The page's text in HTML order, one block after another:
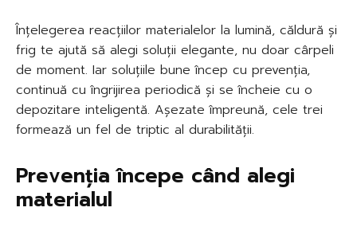
Înțelegerea reacțiilor materialelor la lumină, căldură și
frig te ajută să alegi soluții elegante, nu doar cârpeli
de moment. Iar soluțiile bune încep cu prevenția,
continuă cu îngrijirea periodică și se încheie cu o
depozitare inteligentă. Așezate împreună, cele trei
formează un fel de triptic al durabilității.
Prevenția începe când alegi
materialul